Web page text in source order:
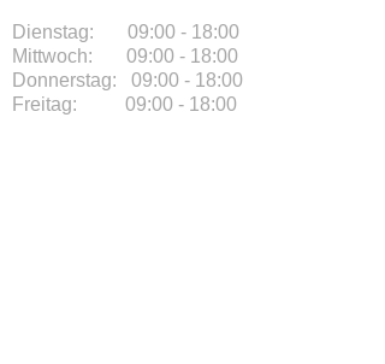
Dienstag: 09:00 - 18:00
Mittwoch: 09:00 - 18:00
Donnerstag: 09:00 - 18:00
Freitag: 09:00 - 18:00